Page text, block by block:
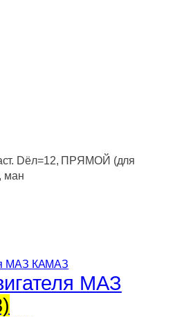
Dёл=12, ПРЯМОЙ (для
ман
МАЗ